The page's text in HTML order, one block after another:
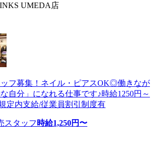
UMEDA店
フ募集！ネイル・ピアスOK◎働きなが
自分」になれる仕事です♪時給1250円～
定内支給/従業員割引制度有
スタッフ 時給1,250円〜